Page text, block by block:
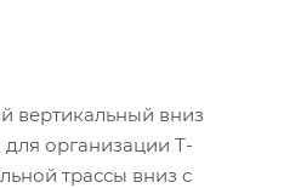
вертикальный вниз
организации Т-
трассы вниз с